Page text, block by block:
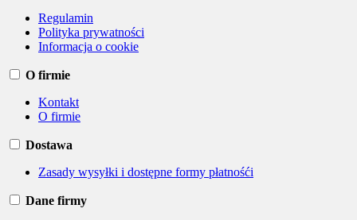
Regulamin
Polityka prywatności
Informacja o cookie
O firmie
Kontakt
O firmie
Dostawa
Zasady wysyłki i dostępne formy płatnośći
Dane firmy